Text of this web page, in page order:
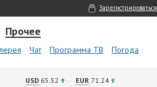
Зарегистрироваться
Прочее
Чат Программа ТВ Погода
USD 65.52 EUR 71.24